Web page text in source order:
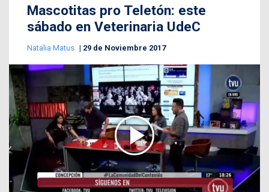
Mascotitas pro Teletón: este
sábado en Veterinaria UdeC
Natalia Matus 29 de Noviembre 2017